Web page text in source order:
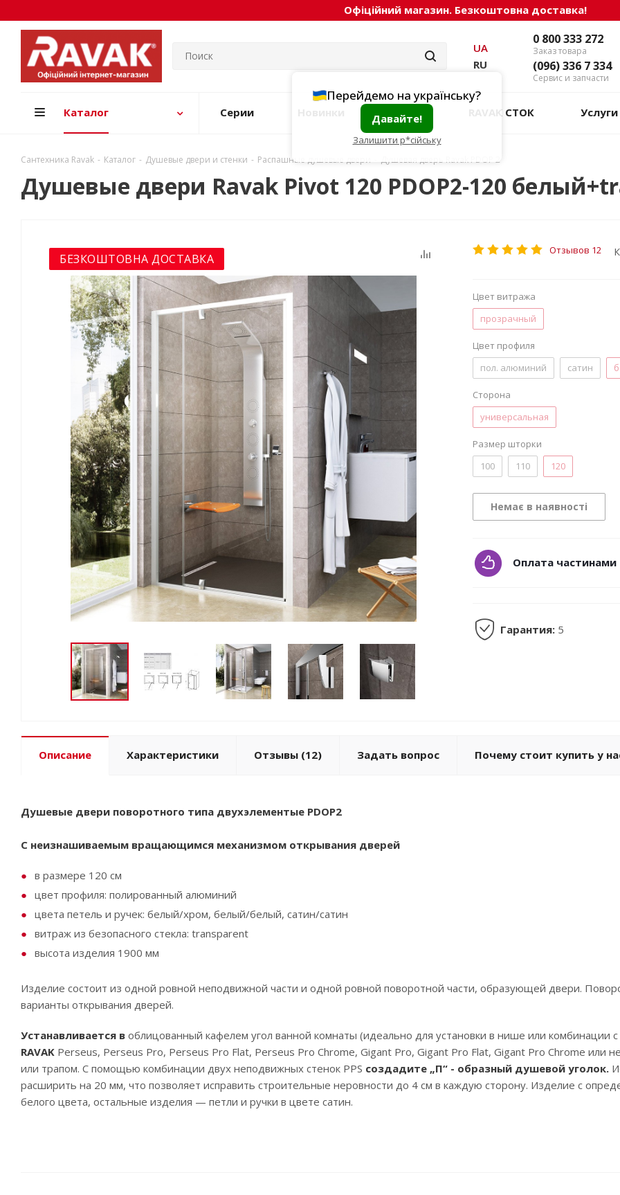
Офіційний магазин. Безкоштовна доставка!
0 800 333 272
Заказ товара
(096) 336 7 334
Сервис и запчасти
UA
RU
Перейдемо на українську?
Давайте!
Залишити р*сійську
Каталог Серии Акции RAVAK СТОК Услуги
Сантехника Ravak - Каталог - Душевые двери и стенки - Распашные душевые двери Душевая дверь Ravak PDOP 2
Душевые двери Ravak Pivot 120 PDOP2-120
БЕЗКОШТОВНА ДОСТАВКА
Отзывов 12
Цвет витража
прозрачный
Цвет профиля
пол. алюминий
сатин
Сторона
универсальная
Размер шторки
100
110 120
Немає в наявності
Оплата частинами
Гарантия: 5
Описание Характеристики Отзывы (12) Задать вопрос Почему стоит купить у
Душевые двери поворотного типа двухэлементые PDOP2
C неизнашиваемым вращающимся механизмом открывания дверей
в размере 120 см
цвет профиля: полированный алюминий
цвета петель и ручек: белый/хром, белый/белый, сатин/сатин
витраж из безопасного стекла: transparent
высота изделия 1900 мм
Изделие состоит из одной ровной неподвижной части и одной ровной поворотной части, образующей двери.
варианты открывания дверей.
Устанавливается в облицованный кафелем угол ванной комнаты (идеально для установки в нише или комбинации
RAVAK Perseus, Perseus Pro, Perseus Pro Flat, Perseus Pro Chrome, Gigant Pro, Gigant Pro Flat, Gigant Pro Chrome или
или трапом. С помощью комбинации двух неподвижных стенок PPS создадите „П“ - образный душевой уголок.
расширить на 20 мм, что позволяет исправить строительные неровности до 4 см в каждую сторону. Изделие с
белого цвета, остальные изделия — петли и ручки в цвете сатин.